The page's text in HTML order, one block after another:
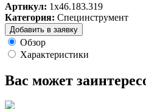
Артикул: 1х46.183.319
Категория: Специнструмент
Добавить в заявку
Обзор
Характеристики
Вас может